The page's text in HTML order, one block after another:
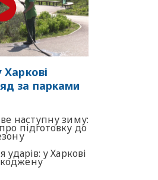
за парками
наступну зиму:
підготовку до
ударів: у Харкові